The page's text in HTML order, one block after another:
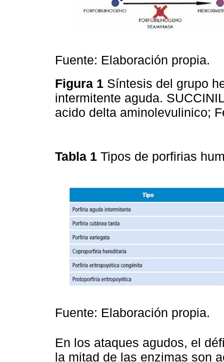
Fuente: Elaboración propia.
Figura 1 Síntesis del grupo
intermitente aguda.
acido delta aminolevulinico;
Tabla 1 Tipos de porfirias
Fuente: Elaboración propia.
En los ataques agudos, el
la mitad de las enzimas son